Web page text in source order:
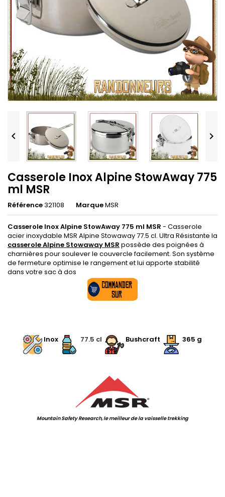
 
Casserole Inox Alpine StowAway 775
ml MSR
Référence321108 MarqueMSR
Casserole Inox Alpine StowAway 775 ml MSR - Casserole
acier inoxydable MSR Alpine Stowaway 77.5 cl. Ultra Résistante la
casserole Alpine Stowaway MSR possède des poignées à
charnières pour soulever le couvercle facilement. Son système
de fermeture optimise le rangement et lui apporte stabilité
dans votre sac à dos
Inox 77.5 cl Bushcraft 365 g
Mountain Safety Research, le meilleur de la vaisselle trekking